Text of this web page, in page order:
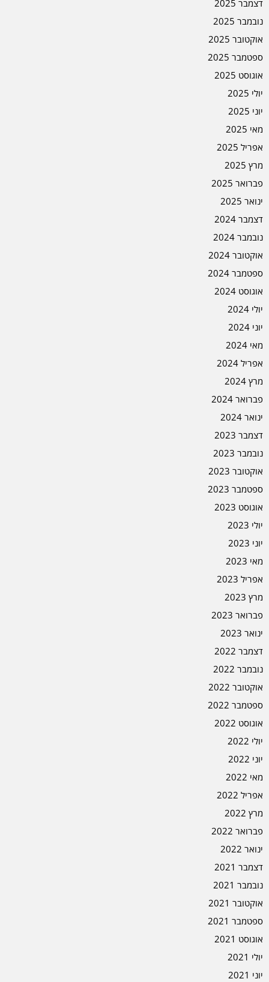
דצמבר 2025
נובמבר 2025
אוקטובר 2025
ספטמבר 2025
אוגוסט 2025
יולי 2025
יוני 2025
מאי 2025
אפריל 2025
מרץ 2025
פברואר 2025
ינואר 2025
דצמבר 2024
נובמבר 2024
אוקטובר 2024
ספטמבר 2024
אוגוסט 2024
יולי 2024
יוני 2024
מאי 2024
אפריל 2024
מרץ 2024
פברואר 2024
ינואר 2024
דצמבר 2023
נובמבר 2023
אוקטובר 2023
ספטמבר 2023
אוגוסט 2023
יולי 2023
יוני 2023
מאי 2023
אפריל 2023
מרץ 2023
פברואר 2023
ינואר 2023
דצמבר 2022
נובמבר 2022
אוקטובר 2022
ספטמבר 2022
אוגוסט 2022
יולי 2022
יוני 2022
מאי 2022
אפריל 2022
מרץ 2022
פברואר 2022
ינואר 2022
דצמבר 2021
נובמבר 2021
אוקטובר 2021
ספטמבר 2021
אוגוסט 2021
יולי 2021
יוני 2021